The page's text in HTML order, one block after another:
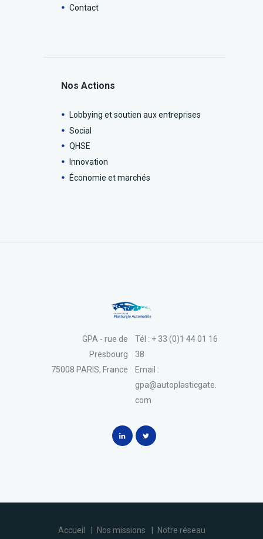
Contact
Nos Actions
Lobbying et soutien aux entreprises
Social
QHSE
Innovation
Économie et marchés
Tél : + 33 (0)1 44 01 16
38
Email :
gpa@autoplasticgate.
com
GPA - rue de
Presbourg
75008 PARIS, France
Accueil Nos missions Notre réseau